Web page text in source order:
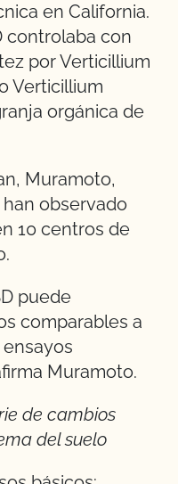
en California.
controlaba con
por Verticillium
Verticillium
orgánica de
Muramoto,
observado
10 centros de
puede
comparables a
Muramoto.
de cambios
del suelo